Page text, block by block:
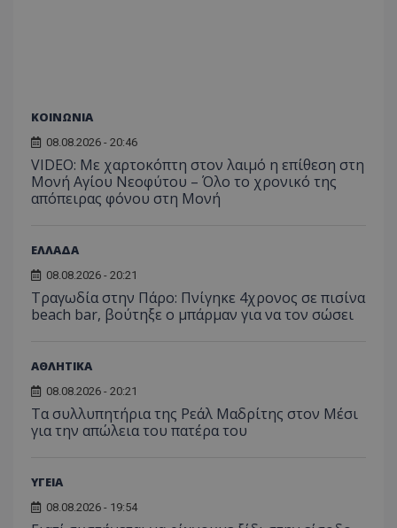
ΚΟΙΝΩΝΙΑ
08.08.2026 - 20:46
VIDEO: Με χαρτοκόπτη στον λαιμό η επίθεση στη
Μονή Αγίου Νεοφύτου – Όλο το χρονικό της
απόπειρας φόνου στη Μονή
ΕΛΛΑΔΑ
08.08.2026 - 20:21
Τραγωδία στην Πάρο: Πνίγηκε 4χρονος σε πισίνα
beach bar, βούτηξε ο μπάρμαν για να τον σώσει
ΑΘΛΗΤΙΚΑ
08.08.2026 - 20:21
Τα συλλυπητήρια της Ρεάλ Μαδρίτης στον Μέσι
για την απώλεια του πατέρα του
ΥΓΕΙΑ
08.08.2026 - 19:54
VISITOR_PRIVACY_METADATA